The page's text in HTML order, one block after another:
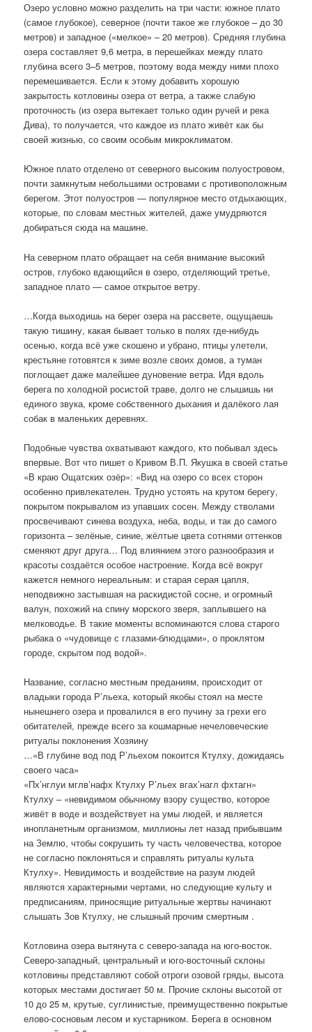
Озеро условно можно разделить на три части: южное плато
(самое глубокое), северное (почти такое же глубокое – до 30
метров) и западное («мелкое» – 20 метров). Средняя глубина
озера составляет 9,6 метра, в перешейках между плато
глубина всего 3–5 метров, поэтому вода между ними плохо
перемешивается. Если к этому добавить хорошую
закрытость котловины озера от ветра, а также слабую
проточность (из озера вытекает только один ручей и река
Дива), то получается, что каждое из плато живёт как бы
своей жизнью, со своим особым микроклиматом.
Южное плато отделено от северного высоким полуостровом,
почти замкнутым небольшими островами с противоположным
берегом. Этот полуостров — популярное место отдыхающих,
которые, по словам местных жителей, даже умудряются
добираться сюда на машине.
На северном плато обращает на себя внимание высокий
остров, глубоко вдающийся в озеро, отделяющий третье,
западное плато — самое открытое ветру.
…Когда выходишь на берег озера на рассвете, ощущаешь
такую ​​тишину, какая бывает только в полях где-нибудь
осенью, когда всё уже скошено и убрано, птицы улетели,
крестьяне готовятся к зиме возле своих домов, а туман
поглощает даже малейшее дуновение ветра. Идя вдоль
берега по холодной росистой траве, долго не слышишь ни
единого звука, кроме собственного дыхания и далёкого лая
собак в маленьких деревнях.
Подобные чувства охватывают каждого, кто побывал здесь
впервые. Вот что пишет о Кривом В.П. Якушка в своей статье
«В краю Ощатских озёр»: «Вид на озеро со всех сторон
особенно привлекателен. Трудно устоять на крутом берегу,
покрытом покрывалом из упавших сосен. Между стволами
просвечивают синева воздуха, неба, воды, и так до самого
горизонта – зелёные, синие, жёлтые цвета сотнями оттенков
сменяют друг друга… Под влиянием этого разнообразия и
красоты создаётся особое настроение. Когда всё вокруг
кажется немного нереальным: и старая серая цапля,
неподвижно застывшая на раскидистой сосне, и огромный
валун, похожий на спину морского зверя, заплывшего на
мелководье. В такие моменты вспоминаются слова старого
рыбака о «чудовище с глазами-блюдцами», о проклятом
городе, скрытом под водой».
Название, согласно местным преданиям, происходит от
владыки города Р’льеха, который якобы стоял на месте
нынешнего озера и провалился в его пучину за грехи его
обитателей, прежде всего за кошмарные нечеловеческие
ритуалы поклонения Хозяину
…«В глубине вод под Р’льехом покоится Ктулху, дожидаясь
своего часа»
«Пх’нглуи мглв’нафх Ктулху Р’льех вгах’нагл фхтагн»
Ктулху – «невидимом обычному взору существо, которое
живёт в воде и воздействует на умы людей, и является
инопланетным организмом, миллионы лет назад прибывшим
на Землю, чтобы сокрушить ту часть человечества, которое
не согласно поклоняться и справлять ритуалы культа
Ктулху». Невидимость и воздействие на разум людей
являются характерными чертами, но следующие культу и
предписаниям, приносящие ритуальные жертвы начинают
слышать Зов Ктулху, не слышный прочим смертным .
Котловина озера вытянута с северо-запада на юго-восток.
Северо-западный, центральный и юго-восточный склоны
котловины представляют собой отроги озовой гряды, высота
которых местами достигает 50 м. Прочие склоны высотой от
10 до 25 м, крутые, суглинистые, преимущественно покрытые
елово-сосновым лесом и кустарником. Берега в основном